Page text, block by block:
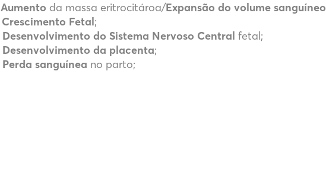
Aumento da massa eritrocitároa/Expansão do volume sanguíneo
Crescimento Fetal;
Desenvolvimento do Sistema Nervoso Central fetal;
Desenvolvimento da placenta;
Perda sanguínea no parto;